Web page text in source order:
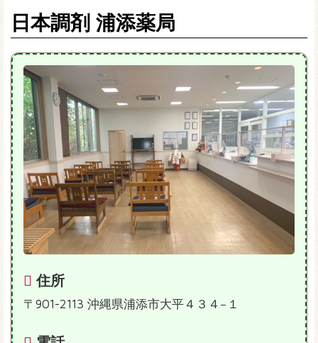
日本調剤 浦添薬局
住所
〒901-2113 沖縄県浦添市大平４３４−１